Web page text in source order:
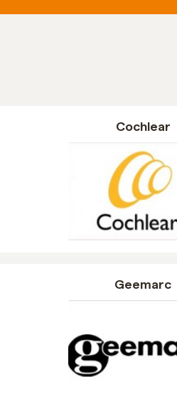
Cochlear
Geemarc